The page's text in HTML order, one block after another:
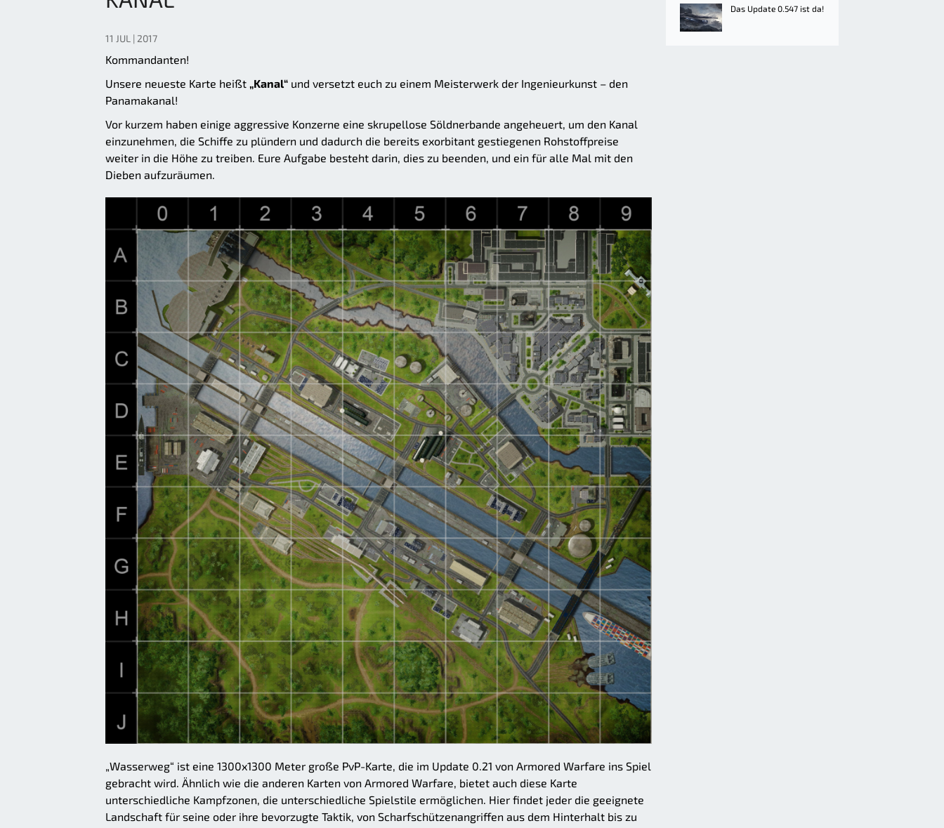
11 JUL | 2017
Kommandanten!
Unsere neueste Karte heißt „Kanal“ und versetzt euch zu einem Meisterwerk der Ingenieurkunst – den
Panamakanal!
Vor kurzem haben einige aggressive Konzerne eine skrupellose Söldnerbande angeheuert, um den Kanal
einzunehmen, die Schiffe zu plündern und dadurch die bereits exorbitant gestiegenen Rohstoffpreise
weiter in die Höhe zu treiben. Eure Aufgabe besteht darin, dies zu beenden, und ein für alle Mal mit den
Dieben aufzuräumen.
„Wasserweg“ ist eine 1300x1300 Meter große PvP-Karte, die im Update 0.21 von Armored Warfare ins Spiel
gebracht wird. Ähnlich wie die anderen Karten von Armored Warfare, bietet auch diese Karte
unterschiedliche Kampfzonen, die unterschiedliche Spielstile ermöglichen. Hier findet jeder die geeignete
Landschaft für seine oder ihre bevorzugte Taktik, von Scharfschützenangriffen aus dem Hinterhalt bis zu
Das Update 0.547 ist da!